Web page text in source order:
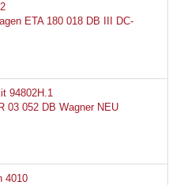
ETA 180 018 DB III DC-
94802H.1
03 052 DB Wagner NEU
4010